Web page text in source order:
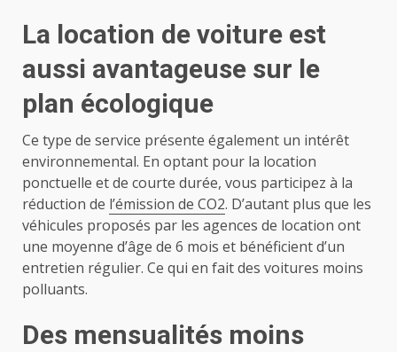
La location de voiture est
aussi avantageuse sur le
plan écologique
Ce type de service présente également un intérêt
environnemental. En optant pour la location
ponctuelle et de courte durée, vous participez à la
réduction de l’émission de CO2. D’autant plus que les
véhicules proposés par les agences de location ont
une moyenne d’âge de 6 mois et bénéficient d’un
entretien régulier. Ce qui en fait des voitures moins
polluants.
Des mensualités moins